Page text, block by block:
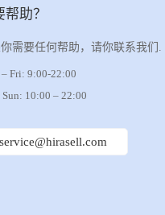
帮助？
需要任何帮助，请你联系我们.
Fri: 9:00-22:00
Sun: 10:00 – 22:00
service@hirasell.com